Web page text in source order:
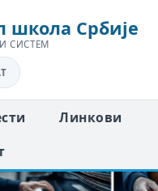
школа Србије
СИСТЕМ
Линкови